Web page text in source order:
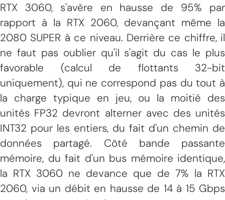
RTX 3060, s'avère en hausse de 95% par
rapport à la RTX 2060, devançant même la
2080 SUPER à ce niveau. Derrière ce chiffre, il
ne faut pas oublier qu'il s'agit du cas le plus
favorable (calcul de flottants 32-bit
uniquement), qui ne correspond pas du tout à
la charge typique en jeu, ou la moitié des
unités FP32 devront alterner avec des unités
INT32 pour les entiers, du fait d'un chemin de
données partagé. Côté bande passante
mémoire, du fait d'un bus mémoire identique,
la RTX 3060 ne devance que de 7% la RTX
2060, via un débit en hausse de 14 à 15 Gbps